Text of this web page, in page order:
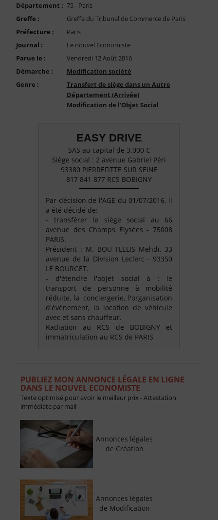
Compte PRO
Département : 75 - Paris
Greffe :
Greffe du Tribunal de Commerce de Paris
Préfecture :
Paris
Journal :
Le nouvel Economiste
Parue le :
Vendredi 12 Août 2016
Démarche :
Modification société
Genre :
Transfert de siège dans un Autre
Département (Arrivée)
Modification de l'Objet Social
EASY DRIVE
SAS au capital de 3.000 €
Siège social : 2 avenue Gabriel Péri
93380 PIERREFITTE SUR SEINE
817 841 877 RCS BOBIGNY
Par décision de l'AGE du 01/07/2016, il
a été décidé de:
- transférer le siège social au 66
avenue des Champs Elysées - 75008
PARIS.
Président : M. BOU TLELIS Mehdi, 33
avenue de la Division Leclerc - 93350
LE BOURGET.
- d'étendre l'objet social à : le
transport de personne à mobilité
réduite, la conciergerie, l'organisation
d'évènement, la location de véhicule
avec et sans chauffeur.
Radiation au RCS de BOBIGNY et
immatriculation au RCS de PARIS
PUBLIEZ MON ANNONCE LÉGALE EN LIGNE
DANS LE NOUVEL ECONOMISTE
Texte optimisé pour avoir le meilleur prix - Attestation
immédiate par mail
Annonces légales
de Création
Annonces légales
de Modification